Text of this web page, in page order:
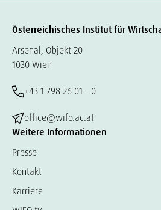
Österreichisches Institut für
Arsenal, Objekt 20
1030 Wien
+43 1 798 26 01 – 0
office@wifo.ac.at
Weitere Informationen
Presse
Kontakt
Karriere